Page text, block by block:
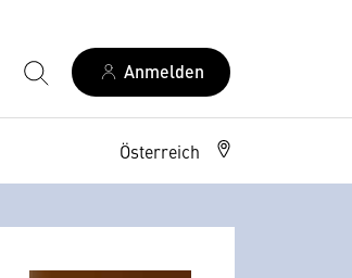
Anmelden
Österreich